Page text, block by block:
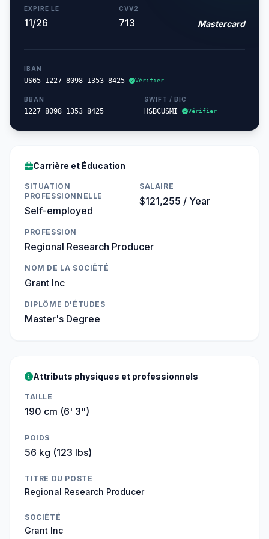
EXPIRE LE
11/26
CVV2
713 Mastercard
IBAN
US65 1227 8098 1353 8425 Vérifier
BBAN
1227 8098 1353 8425
SWIFT / BIC
HSBCUSMI Vérifier
Carrière et Éducation
SITUATION
PROFESSIONNELLE
Self-employed
SALAIRE
$121,255 / Year
PROFESSION
Regional Research Producer
NOM DE LA SOCIÉTÉ
Grant Inc
DIPLÔME D'ÉTUDES
Master's Degree
Attributs physiques et professionnels
TAILLE
190 cm (6' 3")
POIDS
56 kg (123 lbs)
TITRE DU POSTE
Regional Research Producer
SOCIÉTÉ
Grant Inc